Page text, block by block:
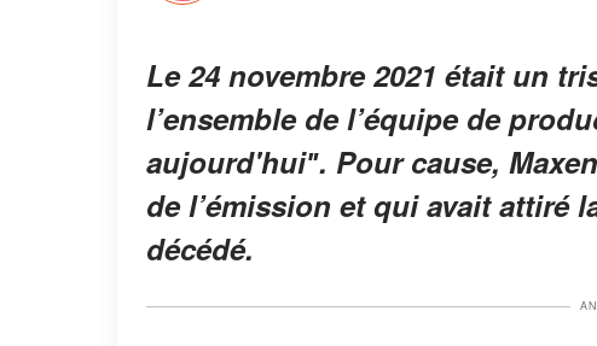
Le 24 novembre 2021 était un
l’ensemble de l’équipe de
aujourd'huiʺ. Pour cause,
de l’émission et qui avait attiré
décédé.